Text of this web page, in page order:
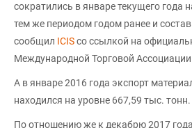
сократились в январе текущего года
тем же периодом годом ранее и
сообщил ICISсо ссылкой на
Международной Торговой Ассоциации
А в январе 2016 года экспорт
находился на уровне 667,59 тыс. тонн.
По отношению же к декабрю 2017